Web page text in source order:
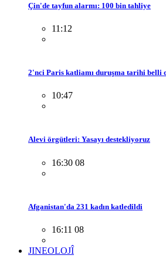
Çin'de tayfun alarmı: 100 bin tahliye
11:12
2'nci Paris katliamı duruşma tarihi belli
10:47
Alevi örgütleri: Yasayı destekliyoruz
16:30 08
Afganistan'da 231 kadın katledildi
16:11 08
JINEOLOJÎ